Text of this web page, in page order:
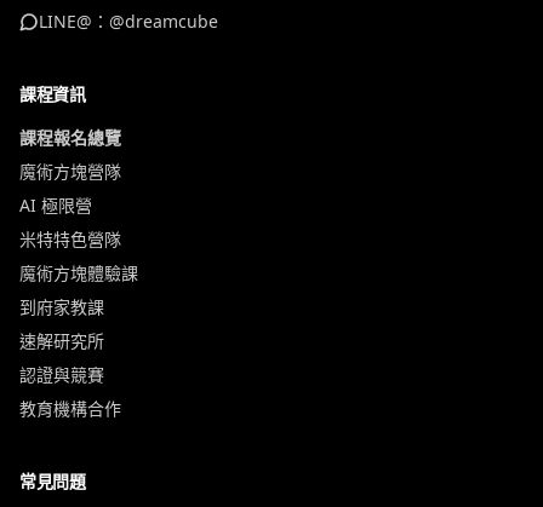
LINE@：@dreamcube
課程資訊
課程報名總覽
魔術方塊營隊
AI 極限營
米特特色營隊
魔術方塊體驗課
到府家教課
速解研究所
認證與競賽
教育機構合作
常見問題